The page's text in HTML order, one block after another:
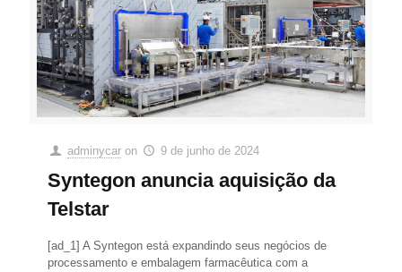
adminycar on 9 de junho de 2024
Syntegon anuncia aquisição da
Telstar
[ad_1] A Syntegon está expandindo seus negócios de
processamento e embalagem farmacêutica com a